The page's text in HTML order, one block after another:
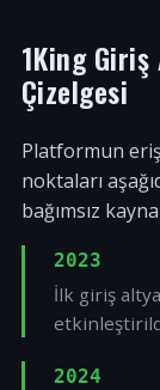
1King Giriş
Çizelgesi
Platformun
noktaları
bağımsız
2023
İlk giriş
2024